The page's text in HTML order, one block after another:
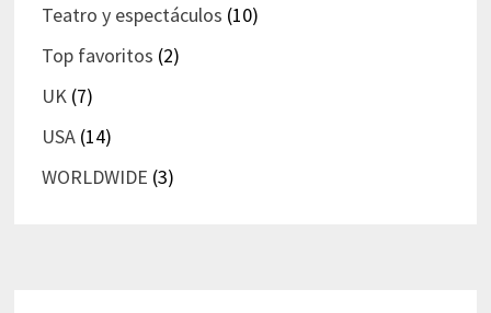
Teatro y espectáculos (10)
Top favoritos (2)
UK(7)
USA(14)
WORLDWIDE (3)